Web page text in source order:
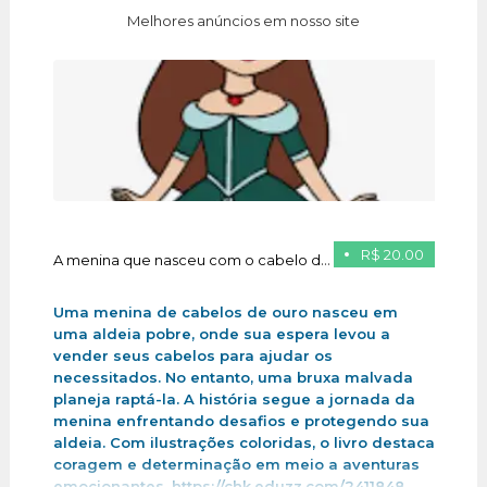
Melhores anúncios em nosso site
R$ 20.00
A menina que nasceu com o cabelo de ouro
Uma menina de cabelos de ouro nasceu em
uma aldeia pobre, onde sua espera levou a
vender seus cabelos para ajudar os
necessitados. No entanto, uma bruxa malvada
planeja raptá-la. A história segue a jornada da
menina enfrentando desafios e protegendo sua
aldeia. Com ilustrações coloridas, o livro destaca
coragem e determinação em meio a aventuras